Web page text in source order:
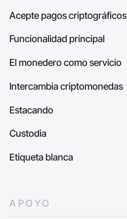
Acepte pagos criptográficos
Funcionalidad principal
El monedero como servicio
Intercambia criptomonedas
Estacando
Custodia
Etiqueta blanca
APOYO